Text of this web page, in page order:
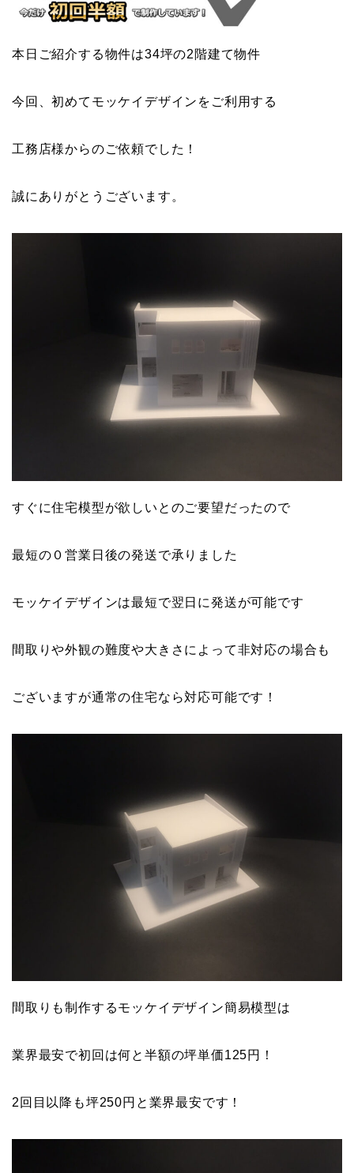
本日ご紹介する物件は34坪の2階建て物件
今回、初めてモッケイデザインをご利用する
工務店様からのご依頼でした！
誠にありがとうございます。
すぐに住宅模型が欲しいとのご要望だったので
最短の０営業日後の発送で承りました
モッケイデザインは最短で翌日に発送が可能です
間取りや外観の難度や大きさによって非対応の場合も
ございますが通常の住宅なら対応可能です！
間取りも制作するモッケイデザイン簡易模型は
業界最安で初回は何と半額の坪単価125円！
2回目以降も坪250円と業界最安です！